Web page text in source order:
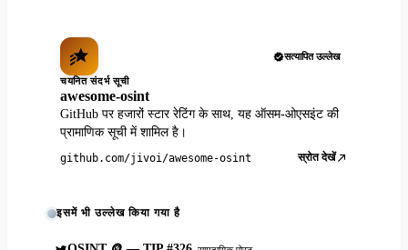
सत्यापित उल्लेख
चयनित संदर्भ सूची
awesome-osint
GitHub पर हजारों स्टार रेटिंग के साथ, यह ऑसम-ओएसइंट की
प्रामाणिक सूची में शामिल है।
github.com/jivoi/awesome-osint स्रोत देखें
इसमें भी उल्लेख किया गया है